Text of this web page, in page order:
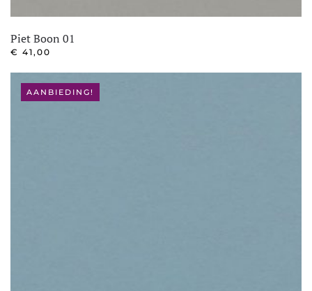
Piet Boon 01
€ 41,00
AANBIEDING!